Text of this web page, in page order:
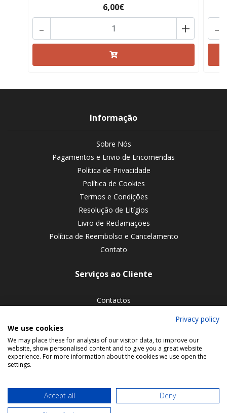
6,00€
+
- -
Informação
Sobre Nós
Pagamentos e Envio de Encomendas
Política de Privacidade
Política de Cookies
Termos e Condições
Resolução de Litígios
Livro de Reclamações
Política de Reembolso e Cancelamento
Contato
Serviços ao Cliente
Contactos
Siga-nos nas redes sociais
Privacy policy
We use cookies
We may place these for analysis of our visitor data, to improve our
website, show personalised content and to give you a great website
experience. For more information about the cookies we use open the
settings.
Accept all
Deny